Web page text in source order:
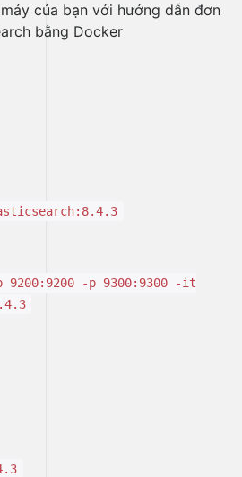
của bạn với hướng dẫn đơn
bằng Docker
-p 9300:9300 -it